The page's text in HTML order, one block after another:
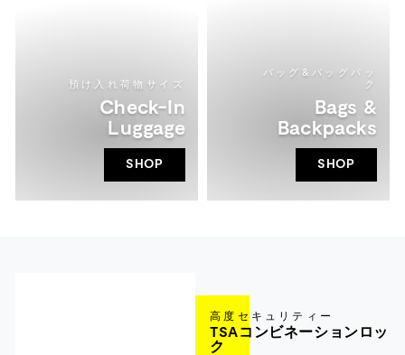
預け入れ荷物サイズ
Check-In
Luggage
SHOP
バッグ&バッグパッ
ク
Bags &
Backpacks
SHOP
高度セキュリティー
TSAコンビネーションロッ
ク